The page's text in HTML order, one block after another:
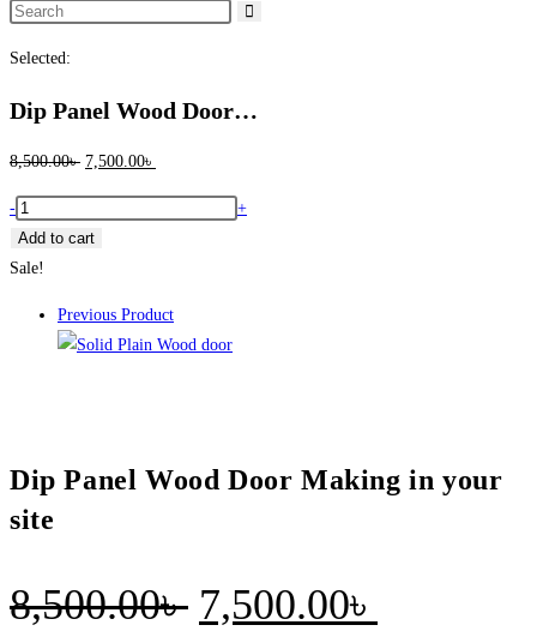
search
Search
Selected:
Dip Panel Wood Door…
8,500.00৳ Original
was:
7,500.00৳
is:
Dip
Panel
Wood
Making
-
+
Add to cart
Sale!
Previous Product
Dip Panel Wood Door Making in your
site
8,500.00৳ Original
7,500.00৳